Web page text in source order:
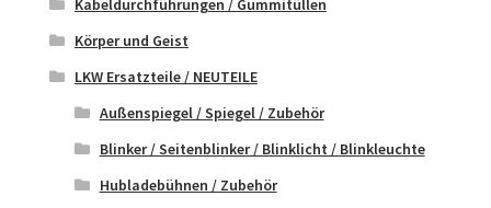
Kabeldurchführungen / Gummitüllen
Körper und Geist
LKW Ersatzteile / NEUTEILE
Außenspiegel / Spiegel / Zubehör
Blinker / Seitenblinker / Blinklicht / Blinkleuchte
Hubladebühnen / Zubehör